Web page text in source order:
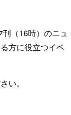
（16時）のニュ
方に役立つイベ
い。